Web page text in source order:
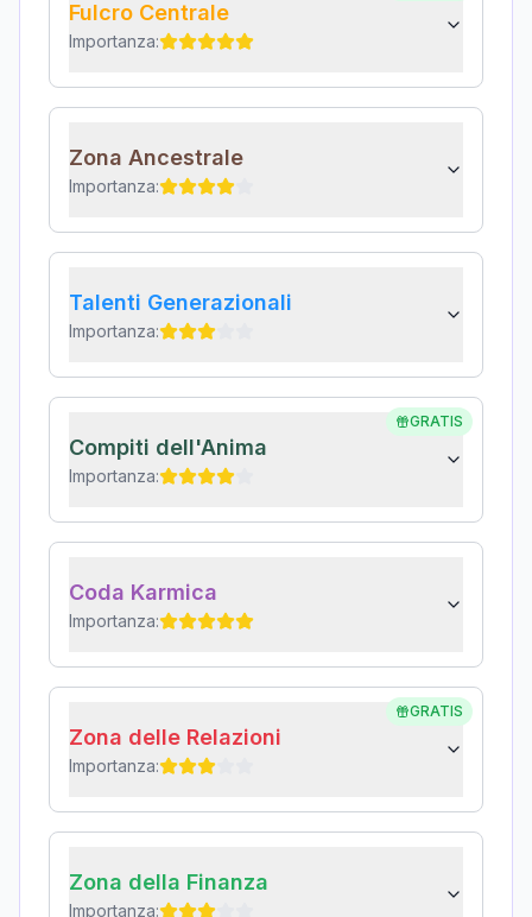
Fulcro Centrale
Importanza:
Zona Ancestrale
Importanza:
Talenti Generazionali
Importanza:
GRATIS
Compiti dell'Anima
Importanza:
Coda Karmica
Importanza:
GRATIS
Zona delle Relazioni
Importanza:
Zona della Finanza
Importanza: